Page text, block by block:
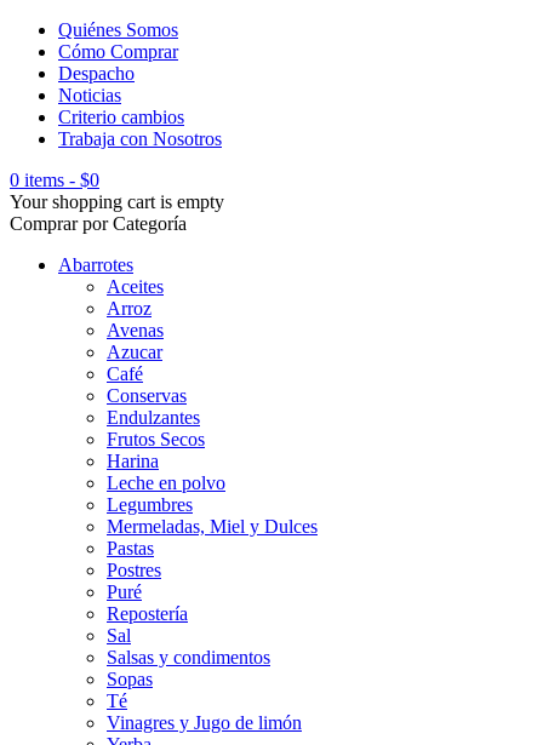
Quiénes Somos
Cómo Comprar
Despacho
Noticias
Criterio cambios
Trabaja con Nosotros
0 items - $0
Your shopping cart is empty
Comprar por Categoría
Abarrotes
Aceites
Arroz
Avenas
Azucar
Café
Conservas
Endulzantes
Frutos Secos
Harina
Leche en polvo
Legumbres
Mermeladas, Miel y Dulces
Pastas
Postres
Puré
Repostería
Sal
Salsas y condimentos
Sopas
Té
Vinagres y Jugo de limón